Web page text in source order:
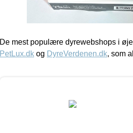
De mest populære dyrewebshops i
PetLux.dk og DyreVerdenen.dk, som